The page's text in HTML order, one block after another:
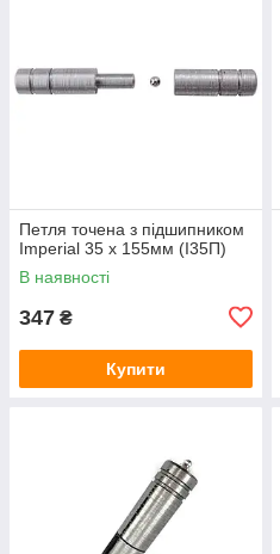
Петля точена з підшипником
Imperial 35 x 155мм (I35П)
В наявності
347 ₴
Купити